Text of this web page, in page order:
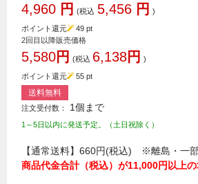
4,960 円 (税込 5,456 円 )
ポイント還元 49pt
2回目以降販売価格
5,580円 (税込 6,138円 )
ポイント還元 55pt
送料無料
注文受付数： 1個まで
1～5日以内に発送予定。（土日祝除く）
【通常送料】660円(税込) ※離島・一
商品代金合計（税込）が11,000円以上